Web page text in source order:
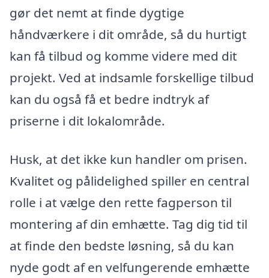
gør det nemt at finde dygtige
håndværkere i dit område, så du hurtigt
kan få tilbud og komme videre med dit
projekt. Ved at indsamle forskellige tilbud
kan du også få et bedre indtryk af
priserne i dit lokalområde.
Husk, at det ikke kun handler om prisen.
Kvalitet og pålidelighed spiller en central
rolle i at vælge den rette fagperson til
montering af din emhætte. Tag dig tid til
at finde den bedste løsning, så du kan
nyde godt af en velfungerende emhætte